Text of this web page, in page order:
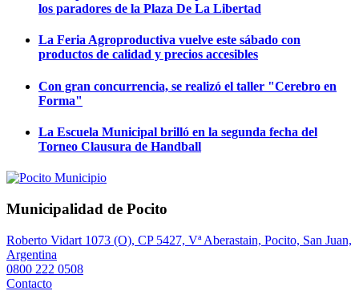
los paradores de la Plaza De La Libertad
La Feria Agroproductiva vuelve este sábado con
productos de calidad y precios accesibles
Con gran concurrencia, se realizó el taller "Cerebro en
Forma"
La Escuela Municipal brilló en la segunda fecha del
Torneo Clausura de Handball
Municipalidad de Pocito
Roberto Vidart 1073 (O), CP 5427, Vª Aberastain, Pocito, San Juan,
Argentina
0800 222 0508
Contacto